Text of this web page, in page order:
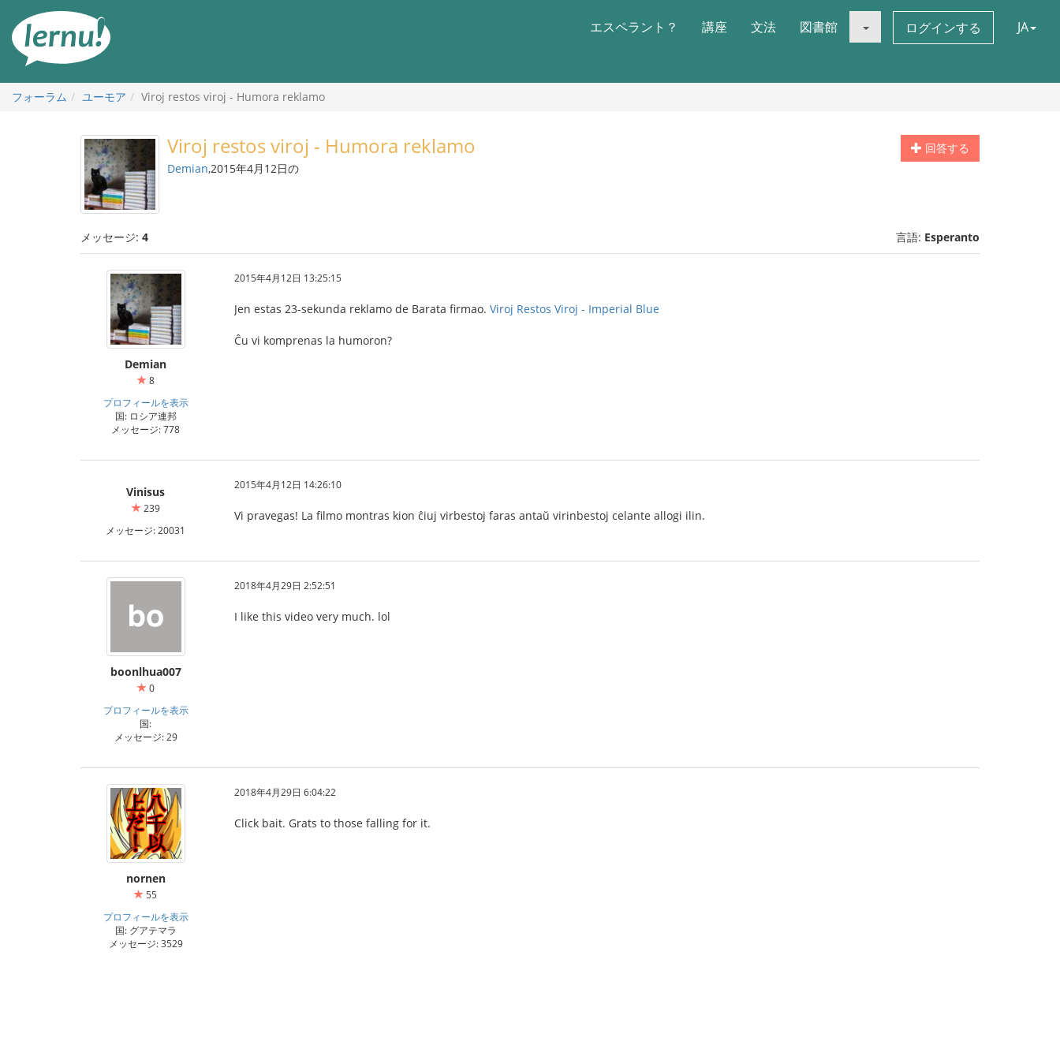
エスペラント？ 講座 文法 図書館 ログインする JA
フォーラム ユーモア Viroj restos viroj - Humora reklamo
回答する
Viroj restos viroj - Humora reklamo
Demian,2015年4月12日の
メッセージ: 4 言語: Esperanto
Demian
8
プロフィールを表示
国: ロシア連邦
メッセージ: 778
2015年4月12日 13:25:15
Jen estas 23-sekunda reklamo de Barata firmao. Viroj Restos Viroj - Imperial Blue
Ĉu vi komprenas la humoron?
Vinisus
239
メッセージ: 20031
2015年4月12日 14:26:10
Vi pravegas! La filmo montras kion ĉiuj virbestoj faras antaŭ virinbestoj celante allogi ilin.
boonlhua007
0
プロフィールを表示
国:
メッセージ: 29
2018年4月29日 2:52:51
I like this video very much. lol
nornen
55
プロフィールを表示
国: グアテマラ
メッセージ: 3529
2018年4月29日 6:04:22
Click bait. Grats to those falling for it.